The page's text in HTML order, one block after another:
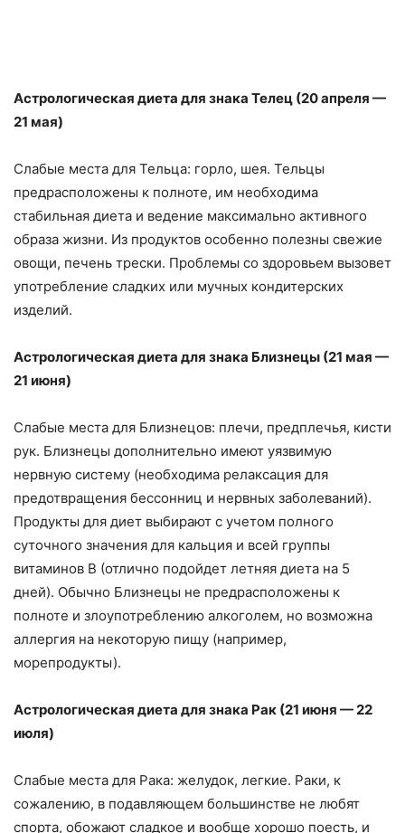
Астрологическая диета для знака Телец (20 апреля —
21 мая)
Слабые места для Тельца: горло, шея. Тельцы
предрасположены к полноте, им необходима
стабильная диета и ведение максимально активного
образа жизни. Из продуктов особенно полезны свежие
овощи, печень трески. Проблемы со здоровьем вызовет
употребление сладких или мучных кондитерских
изделий.
Астрологическая диета для знака Близнецы (21 мая —
21 июня)
Слабые места для Близнецов: плечи, предплечья, кисти
рук. Близнецы дополнительно имеют уязвимую
нервную систему (необходима релаксация для
предотвращения бессонниц и нервных заболеваний).
Продукты для диет выбирают с учетом полного
суточного значения для кальция и всей группы
витаминов B (отлично подойдет летняя диета на 5
дней). Обычно Близнецы не предрасположены к
полноте и злоупотреблению алкоголем, но возможна
аллергия на некоторую пищу (например,
морепродукты).
Астрологическая диета для знака Рак (21 июня — 22
июля)
Слабые места для Рака: желудок, легкие. Раки, к
сожалению, в подавляющем большинстве не любят
спорта, обожают сладкое и вообще хорошо поесть, и